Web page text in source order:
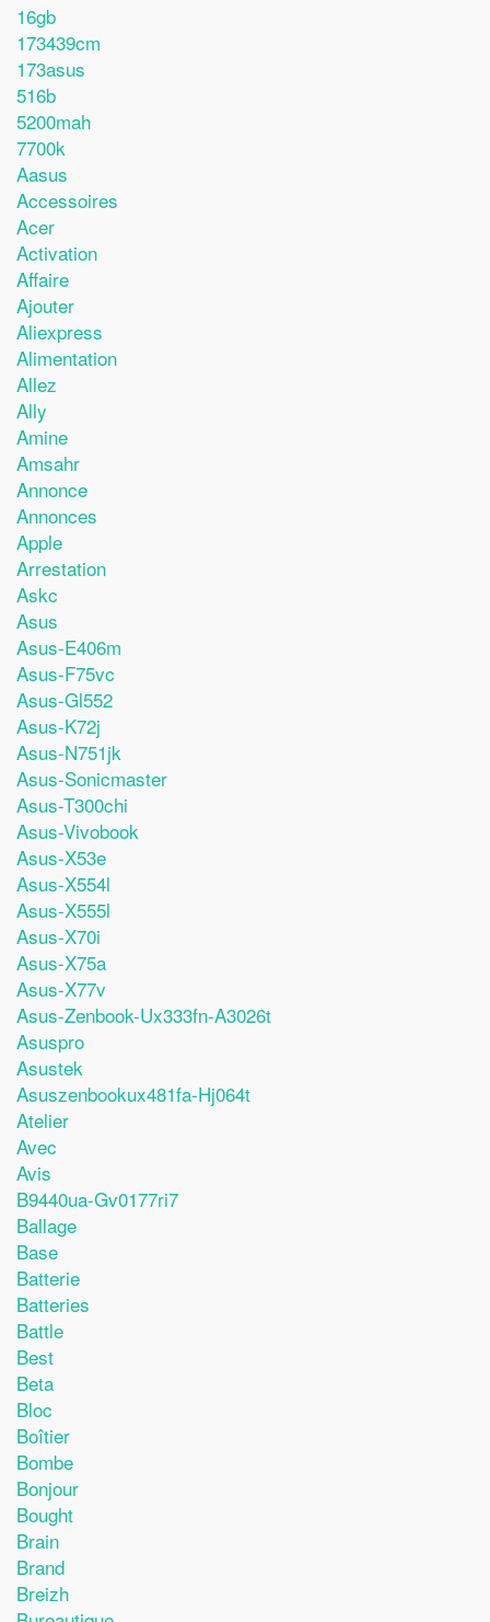
16gb
173439cm
173asus
516b
5200mah
7700k
Aasus
Accessoires
Acer
Activation
Affaire
Ajouter
Aliexpress
Alimentation
Allez
Ally
Amine
Amsahr
Annonce
Annonces
Apple
Arrestation
Askc
Asus
Asus-E406m
Asus-F75vc
Asus-Gl552
Asus-K72j
Asus-N751jk
Asus-Sonicmaster
Asus-T300chi
Asus-Vivobook
Asus-X53e
Asus-X554l
Asus-X555l
Asus-X70i
Asus-X75a
Asus-X77v
Asus-Zenbook-Ux333fn-A3026t
Asuspro
Asustek
Asuszenbookux481fa-Hj064t
Atelier
Avec
Avis
B9440ua-Gv0177ri7
Ballage
Base
Batterie
Batteries
Battle
Best
Beta
Bloc
Boîtier
Bombe
Bonjour
Bought
Brain
Brand
Breizh